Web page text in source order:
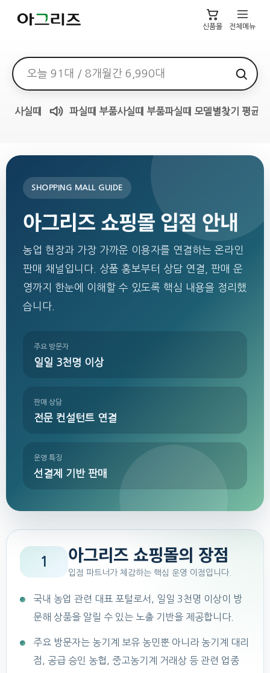
신품몰 전체메뉴
검색어
사실때
매물무료듣기
파실때 부품사실때 부품파실때 모델별찾기 평균
SHOPPING MALL GUIDE
아그리즈 쇼핑몰 입점 안내
농업 현장과 가장 가까운 이용자를 연결하는 온라인
판매 채널입니다. 상품 홍보부터 상담 연결, 판매 운
영까지 한눈에 이해할 수 있도록 핵심 내용을 정리했
습니다.
주요 방문자
일일 3천명 이상
판매 상담
전문 컨설턴트 연결
운영 특징
선결제 기반 판매
1 아그리즈 쇼핑몰의 장점
입점 파트너가 체감하는 핵심 운영 이점입니다.
국내 농업 관련 대표 포털로서, 일일 3천명 이상이 방
문해 상품을 알릴 수 있는 노출 기반을 제공합니다.
주요 방문자는 농기계 보유 농민뿐 아니라 농기계 대리
점, 공급 승인 농협, 중고농기계 거래상 등 관련 업종